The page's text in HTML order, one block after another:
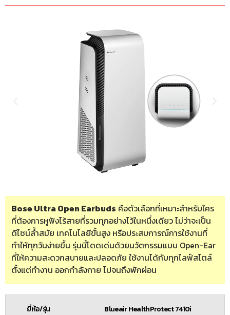
Bose Ultra Open Earbuds คือตัวเลือกที่เหมาะสำหรับใคร
ที่ต้องการหูฟังไร้สายที่รวมทุกอย่างไว้ในหนึ่งเดียว ไม่ว่าจะเป็น
ดีไซน์ล้ำสมัย เทคโนโลยีขั้นสูง หรือประสบการณ์การใช้งานที่
ทำให้ทุกวันง่ายขึ้น รุ่นนี้โดดเด่นด้วยนวัตกรรมแบบ Open-Ear
ที่ให้ความสะดวกสบายและปลอดภัย ใช้งานได้กับทุกไลฟ์สไตล์
ตั้งแต่ทำงาน ออกกำลังกาย ไปจนถึงพักผ่อน
ยี่ห้อ/รุ่น Blueair HealthProtect 7410i